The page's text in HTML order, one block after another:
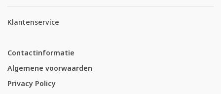
Klantenservice
Contactinformatie
Algemene voorwaarden
Privacy Policy